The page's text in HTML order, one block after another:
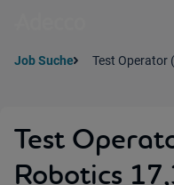
Job Suche Test Operator
Test
Robotics